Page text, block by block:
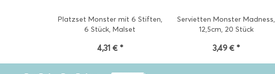
Platzset Monster mit 6 Stiften,
6 Stück, Malset
4,31 € *
Servietten Monster Madness,
12,5cm, 20 Stück
3,49 € *